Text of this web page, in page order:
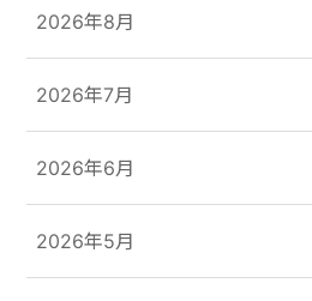
2026年8月
2026年7月
2026年6月
2026年5月